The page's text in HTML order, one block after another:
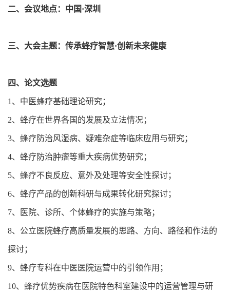
二、会议地点：中国·深圳
三、大会主题：传承蜂疗智慧·创新未来健康
四、论文选题
1、中医蜂疗基础理论研究；
2、蜂疗在世界各国的发展及立法情况；
3、蜂疗防治风湿病、疑难杂症等临床应用与研究；
4、蜂疗防治肿瘤等重大疾病优势研究；
5、蜂疗不良反应、意外及处理等安全性探讨；
6、蜂疗产品的创新科研与成果转化研究探讨；
7、医院、诊所、个体蜂疗的实施与策略；
8、公立医院蜂疗高质量发展的思路、方向、路径和作法的
探讨；
9、蜂疗专科在中医医院运营中的引领作用；
10、蜂疗优势疾病在医院特色科室建设中的运营管理与研